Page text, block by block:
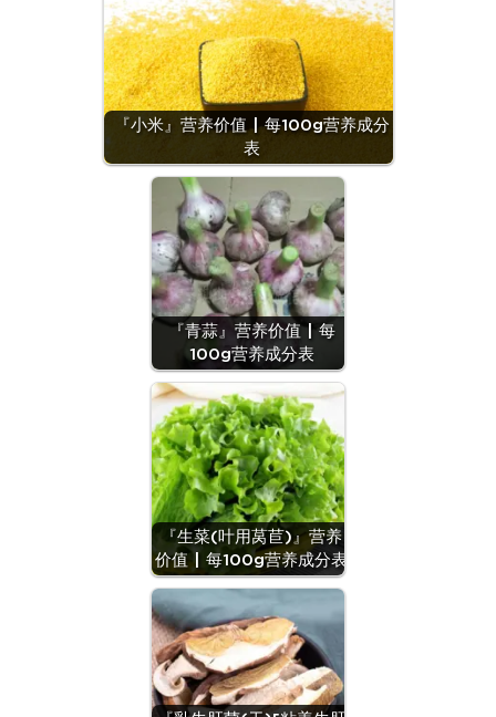
『小米』营养价值 | 每100g营养成分
表
『青蒜』营养价值 | 每
100g营养成分表
『生菜(叶用莴苣)』营养
价值 | 每100g营养成分表